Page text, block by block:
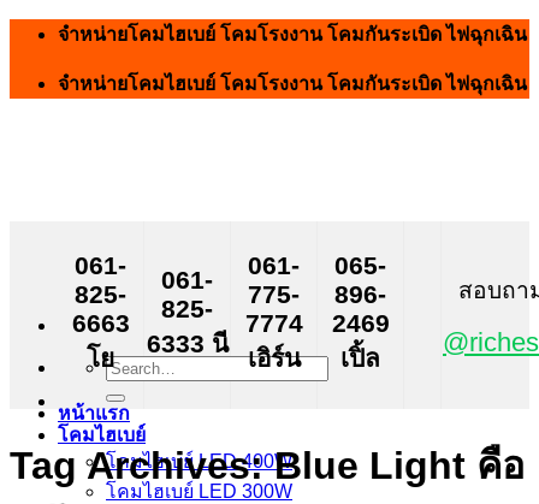
Skip
content
จำหน่ายโคมไฮเบย์ โคมโรงงาน โคมกันระเบิด ไฟฉุกเฉิน
จำหน่ายโคมไฮเบย์ โคมโรงงาน โคมกันระเบิด ไฟฉุกเฉิน
Search
for:
หน้าแรก
โคมไฮเบย์
โคมไฮเบย์ LED 400W
โคมไฮเบย์ LED 300W
061-
825-
6663
โย
061-
825-
6333 นี
061-
775-
7774
เอิร์น
065-
896-
2469
เปิ้ล
สอบถา
Tag Archives:Blue Light คือ